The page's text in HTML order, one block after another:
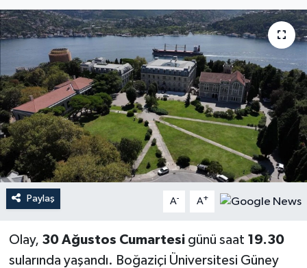
Paylaş A- A+
Olay, 30 Ağustos Cumartesigünü saat 19.30
sularında yaşandı. Boğaziçi Üniversitesi Güney